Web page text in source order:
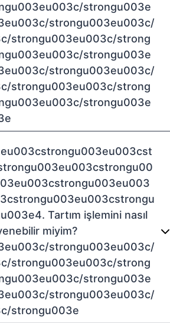
strongu003e
strongu003eu003c/
strongu003eu003c/strong
strongu003e
strongu003eu003c/
strongu003eu003c/strong
strongu003e
Tartım işlemini nasıl
miyim?
strongu003eu003c/
strongu003eu003c/strong
strongu003e
strongu003eu003c/
strongu003e